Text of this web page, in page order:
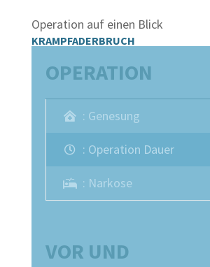
Operation auf einen Blick
KRAMPFADERBRUCH
OPERATION
: Genesung
: Operation Dauer
: Narkose
VOR UND